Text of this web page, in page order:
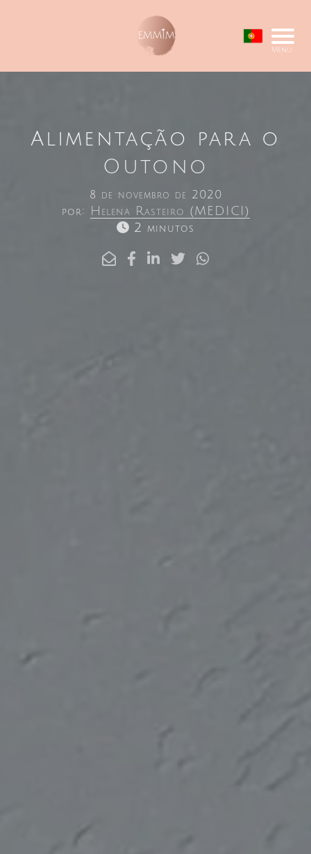
Menu
Alimentação para o
Outono
8 de novembro de 2020
por:
Helena Rasteiro (MEDICI)
2 minutos